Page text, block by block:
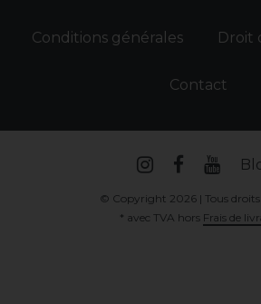
Conditions générales Droit
Contact
© Copyright 2026 | Tous droits
* avec TVA hors Frais de